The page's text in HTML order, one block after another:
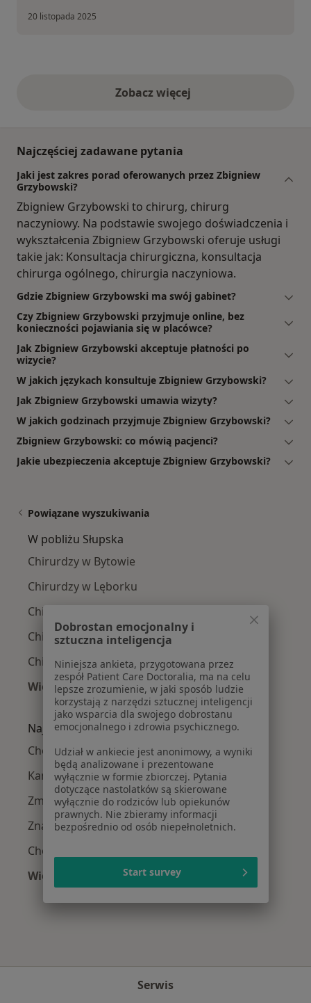
20 listopada 2025
Zobacz więcejopinie powyżej
Najczęściej zadawane pytania
Jaki jest zakres porad oferowanych przez Zbigniew
Grzybowski?
Zbigniew Grzybowski to chirurg, chirurg
naczyniowy. Na podstawie swojego doświadczenia i
wykształcenia Zbigniew Grzybowski oferuje usługi
takie jak: Konsultacja chirurgiczna, konsultacja
chirurga ogólnego, chirurgia naczyniowa.
Gdzie Zbigniew Grzybowski ma swój gabinet?
Czy Zbigniew Grzybowski przyjmuje online, bez
konieczności pojawiania się w placówce?
Jak Zbigniew Grzybowski akceptuje płatności po
wizycie?
W jakich językach konsultuje Zbigniew Grzybowski?
Jak Zbigniew Grzybowski umawia wizyty?
W jakich godzinach przyjmuje Zbigniew Grzybowski?
Zbigniew Grzybowski: co mówią pacjenci?
Jakie ubezpieczenia akceptuje Zbigniew Grzybowski?
Powiązane wyszukiwania
W pobliżu Słupska
Chirurdzy w Bytowie
Chirurdzy w Lęborku
Chirurdzy w Darłowie
Chirurdzy w Ustce
Chirurdzy w Sławnie
Więcej (2)
Więcej w kategorii: W pobliżu Słupska
Najczęście leczone choroby
Choroby tarczycy w Słupsku
Kamica nerkowa w Słupsku
Zmiany skórne w Słupsku
Znamiona w Słupsku
Choroby piersi w Słupsku
Więcej (15)
Więcej w kategorii: Najczęście leczone
Serwis
Dobrostan emocjonalny i
sztuczna inteligencja
Niniejsza ankieta, przygotowana przez
zespół Patient Care Doctoralia, ma na celu
lepsze zrozumienie, w jaki sposób ludzie
korzystają z narzędzi sztucznej inteligencji
jako wsparcia dla swojego dobrostanu
emocjonalnego i zdrowia psychicznego.
Udział w ankiecie jest anonimowy, a wyniki
będą analizowane i prezentowane
wyłącznie w formie zbiorczej. Pytania
dotyczące nastolatków są skierowane
wyłącznie do rodziców lub opiekunów
prawnych. Nie zbieramy informacji
bezpośrednio od osób niepełnoletnich.
Start survey